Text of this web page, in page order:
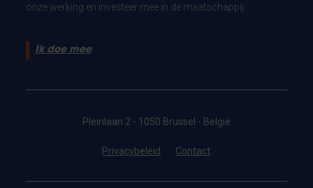
onze werking en investeer mee in de maatschappij.
Ik doe mee
Pleinlaan 2 - 1050 Brussel - België
Privacybeleid Contact